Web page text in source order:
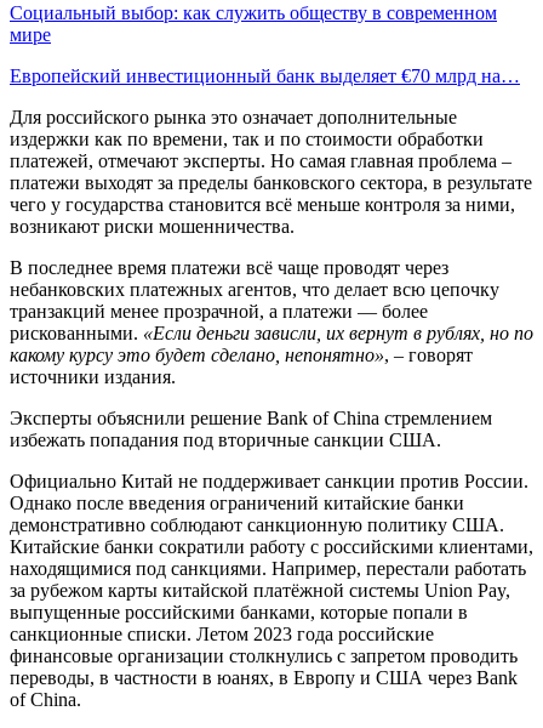
Социальный выбор: как служить обществу в современном
мире
Европейский инвестиционный банк выделяет €70 млрд на…
Для российского рынка это означает дополнительные
издержки как по времени, так и по стоимости обработки
платежей, отмечают эксперты. Но самая главная проблема –
платежи выходят за пределы банковского сектора, в результате
чего у государства становится всё меньше контроля за ними,
возникают риски мошенничества.
В последнее время платежи всё чаще проводят через
небанковских платежных агентов, что делает всю цепочку
транзакций менее прозрачной, а платежи — более
рискованными. «Если деньги зависли, их вернут в рублях, но по
какому курсу это будет сделано, непонятно», – говорят
источники издания.
Эксперты объяснили решение Bank of China стремлением
избежать попадания под вторичные санкции США.
Официально Китай не поддерживает санкции против России.
Однако после введения ограничений китайские банки
демонстративно соблюдают санкционную политику США.
Китайские банки сократили работу с российскими клиентами,
находящимися под санкциями. Например, перестали работать
за рубежом карты китайской платёжной системы Union Pay,
выпущенные российскими банками, которые попали в
санкционные списки. Летом 2023 года российские
финансовые организации столкнулись с запретом проводить
переводы, в частности в юанях, в Европу и США через Bank
of China.